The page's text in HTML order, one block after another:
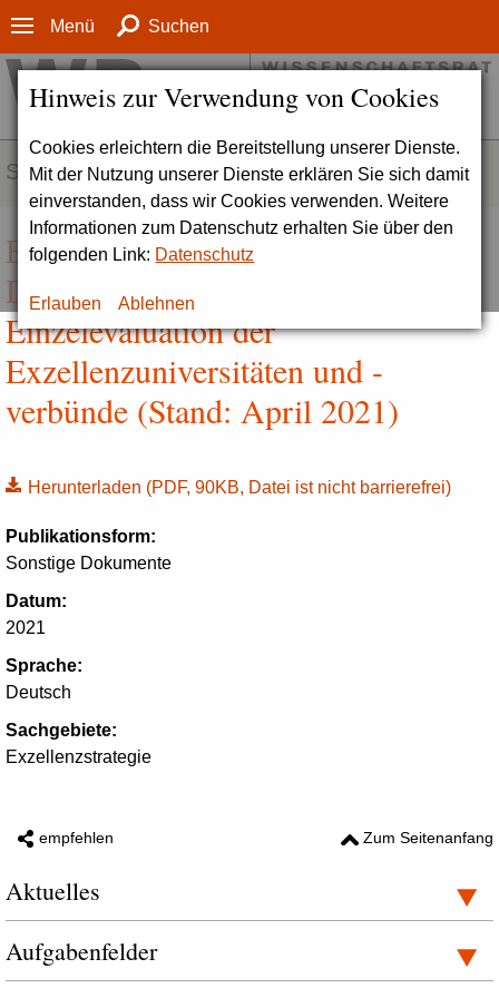
Hinweis zur Verwendung von Cookies
Cookies erleichtern die Bereitstellung unserer Dienste.
Mit der Nutzung unserer Dienste erklären Sie sich damit
einverstanden, dass wir Cookies verwenden. Weitere
Informationen zum Datenschutz erhalten Sie über den
folgenden Link: Datenschutz
Erlauben Ablehnen
Menü Suchen
SERVICE
Exzellenzstrategie |
Datenschutzinformationen zur
Einzelevaluation der
Exzellenzuniversitäten und -
verbünde (Stand: April 2021)
Herunterladen (PDF, 90KB, Datei ist nicht barrierefrei)
Publikationsform:
Sonstige Dokumente
Datum:
2021
Sprache:
Deutsch
Sachgebiete:
Exzellenzstrategie
empfehlen Zum Seitenanfang
Aktuelles
Aufgabenfelder